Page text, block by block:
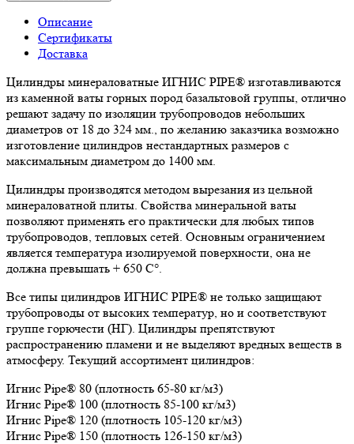
Описание
Сертификаты
Доставка
Цилиндры минераловатные ИГНИС PIPE® изготавливаются
из каменной ваты горных пород базальтовой группы, отлично
решают задачу по изоляции трубопроводов небольших
диаметров от 18 до 324 мм., по желанию заказчика возможно
изготовление цилиндров нестандартных размеров с
максимальным диаметром до 1400 мм.
Цилиндры производятся методом вырезания из цельной
минераловатной плиты. Свойства минеральной ваты
позволяют применять его практически для любых типов
трубопроводов, тепловых сетей. Основным ограничением
является температура изолируемой поверхности, она не
должна превышать + 650 C°.
Все типы цилиндров ИГНИС PIPE® не только защищают
трубопроводы от высоких температур, но и соответствуют
группе горючести (НГ). Цилиндры препятствуют
распространению пламени и не выделяют вредных веществ в
атмосферу. Текущий ассортимент цилиндров:
Игнис Pipe® 80 (плотность 65-80 кг/м3)
Игнис Pipe® 100 (плотность 85-100 кг/м3)
Игнис Pipe® 120 (плотность 105-120 кг/м3)
Игнис Pipe® 150 (плотность 126-150 кг/м3)